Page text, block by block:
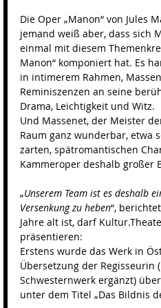
Die Oper „Manon“ von Jules
jemand weiß aber, dass sich
einmal mit diesem
Manon“ komponiert hat. Es
in intimerem Rahmen,
Reminiszenzen an seine
Drama, Leichtigkeit und Witz.
Und Massenet, der Meister
Raum ganz wunderbar, etwa
zarten, spätromantischen
Kammeroper deshalb großer
„Unserem Team ist es deshalb
Versenkung zu heben“,
Jahre alt ist, darf
präsentieren:
Erstens wurde das Werk in
Übersetzung der
Schwesternwerk ergänzt)
unter dem Titel „Das Bildnis